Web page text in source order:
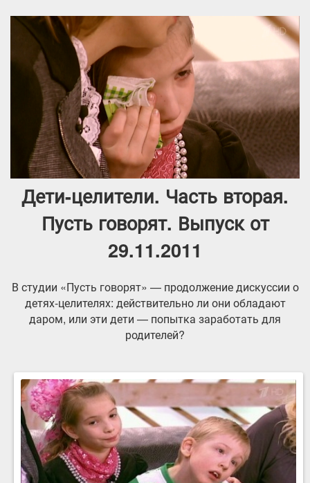
Дети-целители. Часть вторая.
Пусть говорят. Выпуск от
29.11.2011
В студии «Пусть говорят» — продолжение дискуссии о
детях-целителях: действительно ли они обладают
даром, или эти дети — попытка заработать для
родителей?